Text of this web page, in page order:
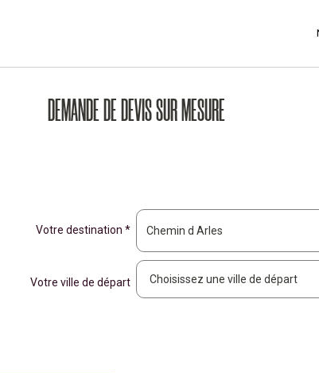
DEMANDE DE DEVIS SUR MESURE
Votre destination *
Votre ville de départ